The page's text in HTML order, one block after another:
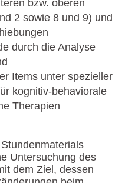
bzw. oberen
2 sowie 8 und 9) und
durch die Analyse
Items unter spezieller
kognitiv-behaviorale
Therapien
Untersuchung des
dem Ziel, dessen